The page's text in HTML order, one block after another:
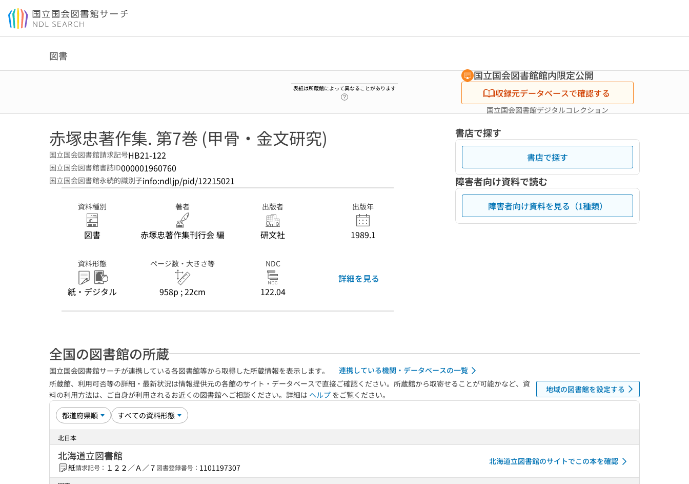
本文へ移動
図書
表紙は所蔵館によって異なることがあります
国立国会図書館館内限定公開
収録元データベースで確認する
国立国会図書館デジタルコレクション
赤塚忠著作集. 第7巻 (甲骨・金文研究)
国立国会図書館請求記号HB21-122
国立国会図書館書誌ID000001960760
国立国会図書館永続的識別子info:ndljp/pid/12215021
資料種別
図書
著者
赤塚忠著作集刊行会 編
出版者
研文社
出版年
1989.1
資料形態
紙・デジタル
ページ数・大きさ等
958p ; 22cm
NDC
122.04
詳細を見る
書店で探す
書店で探す
障害者向け資料で読む
障害者向け資料を見る（1種類）
全国の図書館の所蔵
国立国会図書館サーチが連携している各図書館等から取得した所蔵情報を表示します。
連携している機関・データベースの一覧
所蔵館、利用可否等の詳細・最新状況は情報提供元の各館のサイト・データベースで直接ご確認ください。所蔵館から取寄せることが可能かなど、資
料の利用方法は、ご自身が利用されるお近くの図書館へご相談ください。詳細は ヘルプ をご覧ください。
地域の図書館を設定する
北日本
北海道立図書館
紙請求記号： １２２／Ａ／７ 図書登録番号： 1101197307
北海道立図書館のサイトでこの本を確認